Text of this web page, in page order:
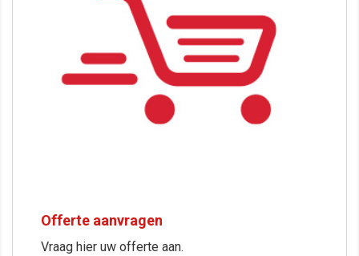
Offerte aanvragen
Vraag hier uw offerte aan.